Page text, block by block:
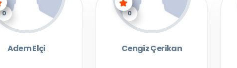
0
Adem Elçi
0
Cengiz Çerikan